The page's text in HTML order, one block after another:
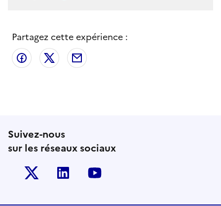
Partagez cette expérience :
Partager sur Facebook
Partager sur X
Suivez-nous
sur les réseaux sociaux
Twitter-x Linkedin